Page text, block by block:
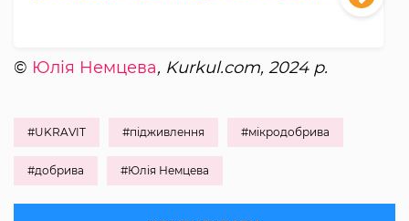
© Юлія Немцева, Kurkul.com, 2024 р.
#UKRAVIT #підживлення #мікродобрива
#добрива #Юлія Немцева